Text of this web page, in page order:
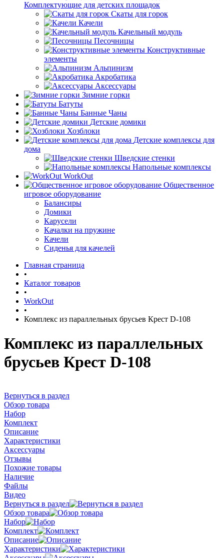
Комплектующие для детских площадок
Скаты для горок
Качели
Качельный модуль
Песочницы
Конструктивные
элементы
Альпинизм
Акробатика
Аксессуары
Зимние горки
Батуты
Банные Чаны
Детские домики
Хозблоки
Детские комплексы для
дома
Шведские стенки
Напольные комплексы
WorkOut
Общественное
игровое оборудование
Балансиры
Домики
Карусели
Качалки на пружине
Качели
Сиденья для качелей
Главная страница
•
Каталог товаров
•
WorkOut
•
Комплекс из параллельных брусьев Крест D-108
Комплекс из параллельных
брусьев Крест D-108
Вернуться в раздел
Обзор товара
Набор
Комплект
Описание
Характеристики
Аксессуары
Отзывы
Похожие товары
Наличие
Файлы
Видео
Вернуться в раздел
Обзор товара
Набор
Комплект
Описание
Характеристики